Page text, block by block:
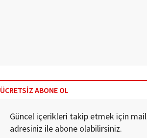
ÜCRETSİZ ABONE OL
Güncel içerikleri takip etmek için mail
adresiniz ile abone olabilirsiniz.